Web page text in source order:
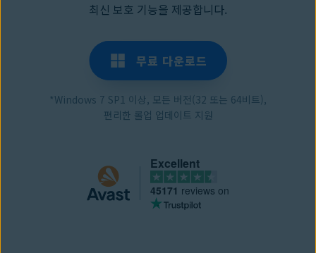
최신 보호 기능을 제공합니다.
무료 다운로드
*Windows 7 SP1 이상, 모든 버전(32 또는 64비트),
편리한 롤업 업데이트 지원
Excellent
45171 reviews on